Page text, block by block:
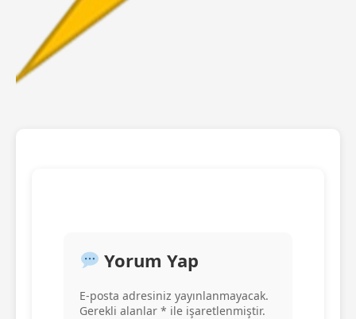
Yorum Yap
E-posta adresiniz yayınlanmayacak.
Gerekli alanlar * ile işaretlenmiştir.